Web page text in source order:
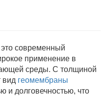
современный
применение в
среды. С толщиной
вид геомембраны
и долговечностью, что